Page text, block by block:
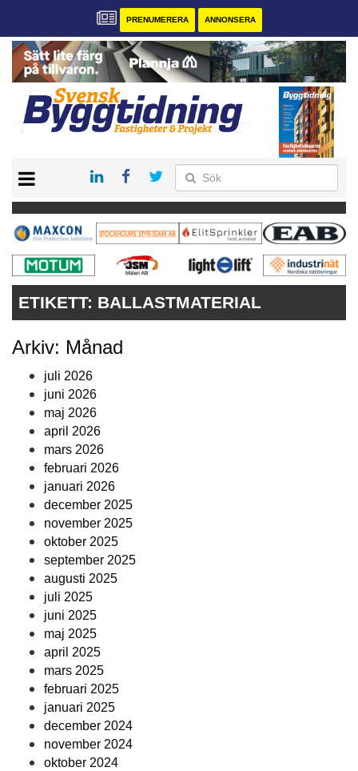
PRENUMERERA ANNONSERA
PRENUMERERA
VÅRA ANDRA MAGASIN
ANNONSERA
KONTAKT
ETIKETT: BALLASTMATERIAL
Arkiv: Månad
juli 2026
juni 2026
maj 2026
april 2026
mars 2026
februari 2026
januari 2026
december 2025
november 2025
oktober 2025
september 2025
augusti 2025
juli 2025
juni 2025
maj 2025
april 2025
mars 2025
februari 2025
januari 2025
december 2024
november 2024
oktober 2024